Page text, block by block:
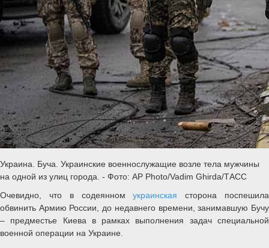
Украина. Буча. Украинские военнослужащие возле тела мужчины
на одной из улиц города. - Фото: AP Photo/Vadim Ghirda/ТАСС
Очевидно, что в содеянномукраинскаясторона поспешила
обвинить Армию России, до недавнего времени, занимавшую Бучу
– предместье Киева в рамках выполнения задач специальной
военной операции на Украине.